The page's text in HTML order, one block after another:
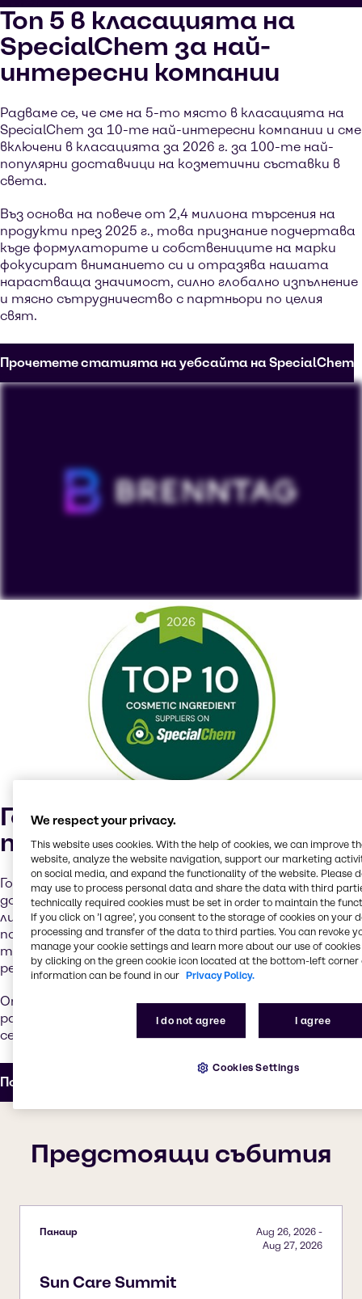
Топ 5 в класацията на
SpecialChem за най-
интересни компании
Радваме се, че сме на 5-то място в класацията на
SpecialChem за 10-те най-интересни компании и сме
включени в класацията за 2026 г. за 100-те най-
популярни доставчици на козметични съставки в
света.
Въз основа на повече от 2,4 милиона търсения на
продукти през 2025 г., това признание подчертава
къде формулаторите и собствениците на марки
фокусират вниманието си и отразява нашата
нарастваща значимост, силно глобално изпълнение
и тясно сътрудничество с партньори по целия
свят.
Прочетете статията на уебсайта на SpecialChem
За да гледате нашите видеоклипове в YouTube,
трябва да приемете "бисквитките за
насочване". Показването на това съдържание
може да доведе до обработка на лични данни от
YouTube или до поставяне на бисквитки на
вашето устройство.
Cookies Settings Гледайте в YouTube
Горди сме, че сме
признати
Гордеем се, че сме определени за един от 10-те най-
добри доставчици в областта на козметиката и
личната хигиена от SpecialChem. Това признание
подчертава нашия ангажимент към иновациите,
техническото съвършенство и предоставянето на
решения, съобразени с всяка формула.
Открийте повече на уебсайта на SpecialChem и
разберете защо професионалистите в бранша ни
се доверяват.
Посетете SpecialChem
Предстоящи събития
Панаир
Sun Care Summit
Aug 26, 2026 -
Aug 27, 2026
We respect your privacy.
This website uses cookies. With the help of cookies, we can improve
website, analyze the website navigation, support our marketing
on social media, and expand the functionality of the website. Please
may use to process personal data and share the data with third
technically required cookies must be set in order to maintain the
If you click on ’I agree’, you consent to the storage of cookies on your
processing and transfer of the data to third parties. You can revoke
manage your cookie settings and learn more about our use of cookies
by clicking on the green cookie icon located at the bottom-left corner
information can be found in our Privacy Policy.
I do not agree I agree
Cookies Settings